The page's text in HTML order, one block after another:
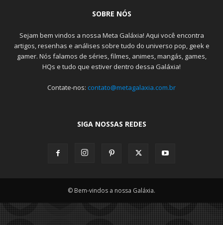
SOBRE NÓS
Sejam bem vindos a nossa Meta Galáxia! Aqui você encontra
artigos, resenhas e análises sobre tudo do universo pop, geek e
gamer. Nós falamos de séries, filmes, animes, mangás, games,
HQs e tudo que estiver dentro dessa Galáxia!
Contate-nos: contato@metagalaxia.com.br
SIGA NOSSAS REDES
© Bem-vindos a nossa Galáxia.